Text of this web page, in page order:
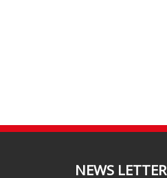
NEWS LETTER